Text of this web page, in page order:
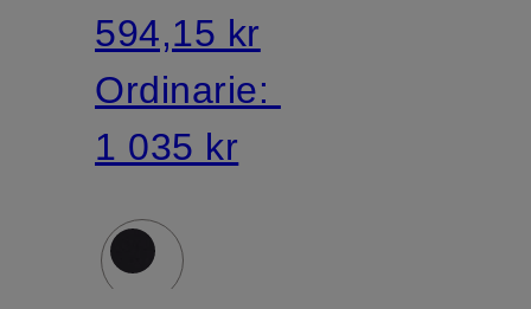
594,15 kr
Ordinarie:
1 035 kr